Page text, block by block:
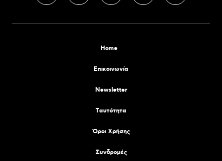
Home
Επικοινωνία
Newsletter
Tαυτότητα
Όροι Χρήσης
Συνδρομές